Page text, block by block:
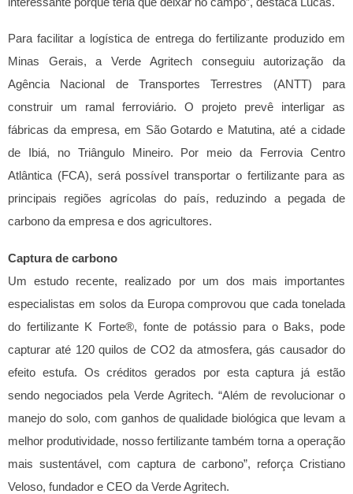
Para facilitar a logística de entrega do fertilizante produzido em
Minas Gerais, a Verde Agritech conseguiu autorização da
Agência Nacional de Transportes Terrestres (ANTT) para
construir um ramal ferroviário. O projeto prevê interligar as
fábricas da empresa, em São Gotardo e Matutina, até a cidade
de Ibiá, no Triângulo Mineiro. Por meio da Ferrovia Centro
Atlântica (FCA), será possível transportar o fertilizante para as
principais regiões agrícolas do país, reduzindo a pegada de
carbono da empresa e dos agricultores.
Captura de carbono
Um estudo recente, realizado por um dos mais importantes
especialistas em solos da Europa comprovou que cada tonelada
do fertilizante K Forte®, fonte de potássio para o Baks, pode
capturar até 120 quilos de CO2 da atmosfera, gás causador do
efeito estufa. Os créditos gerados por esta captura já estão
sendo negociados pela Verde Agritech. “Além de revolucionar o
manejo do solo, com ganhos de qualidade biológica que levam a
melhor produtividade, nosso fertilizante também torna a operação
mais sustentável, com captura de carbono”, reforça Cristiano
Veloso, fundador e CEO da Verde Agritech.